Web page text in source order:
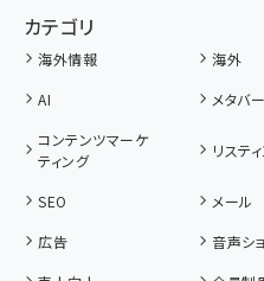
カテゴリ
海外情報 海外
AI
メタバ
コンテンツマーケ
ティング
リステ
SEO メール
広告
音声シ